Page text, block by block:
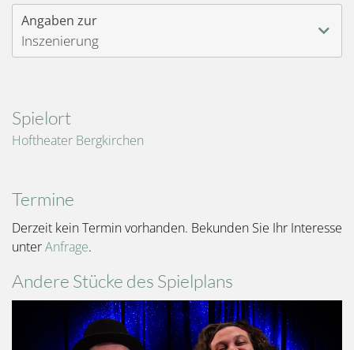
Angaben zur
Inszenierung
Spielort
Hoftheater Bergkirchen
Termine
Derzeit kein Termin vorhanden. Bekunden Sie Ihr Interesse
unterAnfrage.
Andere Stücke des Spielplans